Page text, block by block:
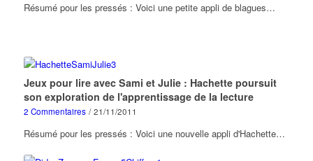
Résumé pour les pressés : Voici une petite appli de blagues…
Jeux pour lire avec Sami et Julie : Hachette poursuit
son exploration de l'apprentissage de la lecture
2 Commentaires / 21/11/2011
Résumé pour les pressés : Voici une nouvelle appli d'Hachette…